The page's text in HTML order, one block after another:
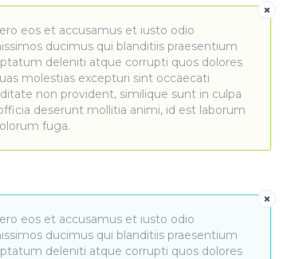
eos et accusamus et iusto odio
ducimus qui blanditiis praesentium
deleniti atque corrupti quos dolores
molestias excepturi sint occaecati
non provident, similique sunt in culpa
deserunt mollitia animi, id est laborum
fuga.
eos et accusamus et iusto odio
ducimus qui blanditiis praesentium
deleniti atque corrupti quos dolores